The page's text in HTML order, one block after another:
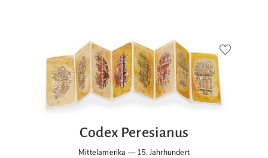
Codex Peresianus
Mittelamerika —15. Jahrhundert